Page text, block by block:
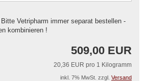
Vetripharm immer separat bestellen -
kombinieren !
509,00 EUR
20,36 EUR pro 1 Kilogramm
inkl. 7% MwSt. zzgl. Versand